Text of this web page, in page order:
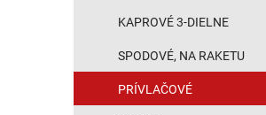
KAPROVÉ 3-DIELNE
SPODOVÉ, NA RAKETU
PRÍVLAČOVÉ